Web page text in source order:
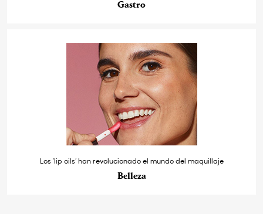
Gastro
Los ‘lip oils’ han revolucionado el mundo del maquillaje
Belleza